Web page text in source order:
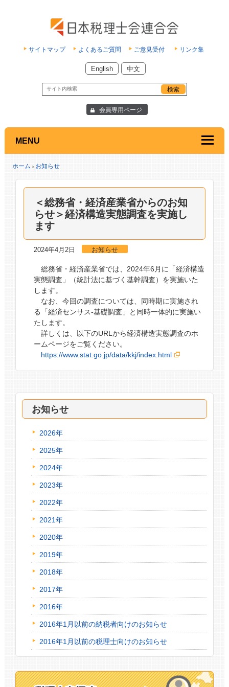
サイトマップ よくあるご質問 ご意見受付 リンク集
English 中文
会員専用ページ
MENU
ホーム > お知らせ
＜総務省・経済産業省からのお知
らせ＞経済構造実態調査を実施し
ます
2024年4月2日 お知らせ
総務省・経済産業省では、2024年6月に「経済構造
実態調査」（統計法に基づく基幹調査）を実施いた
します。
なお、今回の調査については、同時期に実施され
る「経済センサス-基礎調査」と同時一体的に実施い
たします。
詳しくは、以下のURLから経済構造実態調査のホ
ームページをご覧ください。
https://www.stat.go.jp/data/kkj/index.html
お知らせ
2026年
2025年
2024年
2023年
2022年
2021年
2020年
2019年
2018年
2017年
2016年
2016年1月以前の納税者向けのお知らせ
2016年1月以前の税理士向けのお知らせ